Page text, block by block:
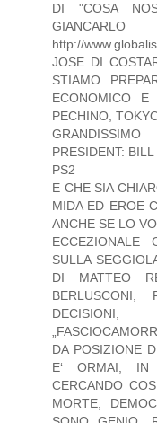
DI "COSA
http://
JOSE DI
STIAMO
ECONOMICO E
PECHINO,
GRANDISSIMO
PRESIDENT:
PS2
E CHE SIA
MIDA ED EROE
ANCHE SE LO
SULLA
DI MATTEO
DA POSIZIONE
E‘ ORMAI, IN
CERCANDO
MORTE,